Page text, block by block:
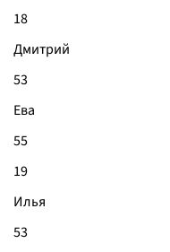
18
Дмитрий
53
Ева
55
19
Илья
53